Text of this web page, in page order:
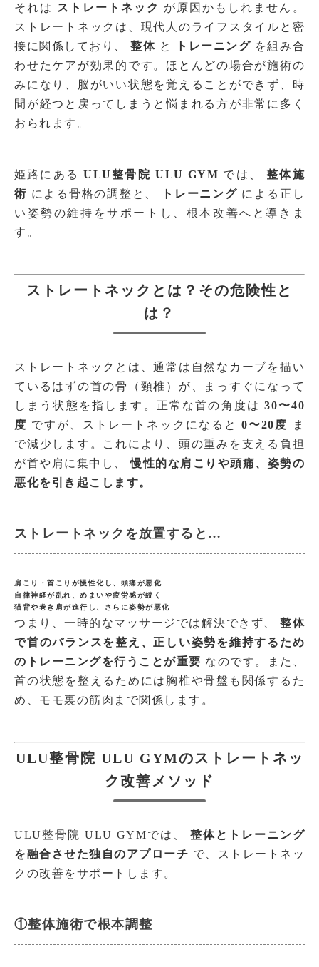
それは
ストレートネック
が原因かもしれません。
ストレートネックは、現代人のライフスタイルと密
接に関係しており、整体 と トレーニング を組み合
わせたケアが効果的です。ほとんどの場合が施術の
みになり、脳がいい状態を覚えることができず、時
間が経つと戻ってしまうと悩まれる方が非常に多く
おられます。
姫路にあるULU整骨院 ULU GYM では、整体施
術 による骨格の調整と、 トレーニング による正し
い姿勢の維持をサポートし、根本改善へと導きま
す。
ストレートネックとは？その危険性と
は？
ストレートネックとは、通常は自然なカーブを描い
ているはずの首の骨（頸椎）が、まっすぐになって
しまう状態を指します。正常な首の角度は30〜40
度 ですが、ストレートネックになると 0〜20度
ま
で減少します。これにより、頭の重みを支える負担
が首や肩に集中し、慢性的な肩こりや頭痛、姿勢の
悪化を引き起こします。
ストレートネックを放置すると…
肩こり・首こりが慢性化し、頭痛が悪化
自律神経が乱れ、めまいや疲労感が続く
猫背や巻き肩が進行し、さらに姿勢が悪化
つまり、一時的なマッサージでは解決できず、 整体
で首のバランスを整え、正しい姿勢を維持するため
のトレーニングを行うことが重要 なのです。また、
首の状態を整えるためには胸椎や骨盤も関係するた
め、モモ裏の筋肉まで関係します。
ULU整骨院 ULU GYMのストレートネッ
ク改善メソッド
ULU整骨院 ULU GYMでは、 整体とトレーニング
を融合させた独自のアプローチ で、ストレートネッ
クの改善をサポートします。
①整体施術で根本調整